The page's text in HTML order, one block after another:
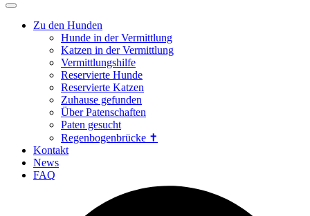
Zu den Hunden
Hunde in der Vermittlung
Katzen in der Vermittlung
Vermittlungshilfe
Reservierte Hunde
Reservierte Katzen
Zuhause gefunden
Über Patenschaften
Paten gesucht
Regenbogenbrücke ✝
Kontakt
News
FAQ